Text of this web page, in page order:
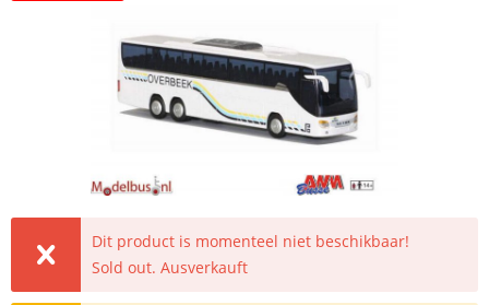
Dit product is momenteel niet beschikbaar!
Sold out. Ausverkauft